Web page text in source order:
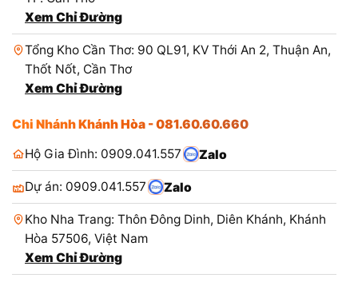
Xem Chỉ Đường
Tổng Kho Cần Thơ: 90 QL91, KV Thới An 2, Thuận An,
Thốt Nốt, Cần Thơ
Xem Chỉ Đường
Chi Nhánh Khánh Hòa - 081.60.60.660
Hộ Gia Đình: 0909.041.557
Zalo
Dự án: 0909.041.557 Zalo
Kho Nha Trang: Thôn Đông Dinh, Diên Khánh, Khánh
Hòa 57506, Việt Nam
Xem Chỉ Đường